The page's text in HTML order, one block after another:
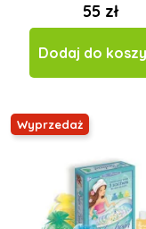
55 zł
Dodaj do
Wyprzedaż